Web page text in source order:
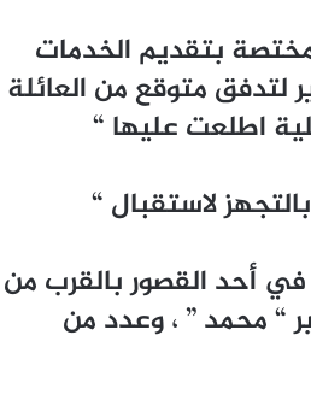
ﺑﺘﻘﺪﻳﻢ ﺍﻟﺨﺪﻣﺎﺕ
ﺍﻟﻤﺎﻟﻜﺔ، ﺟﻬﺰ ﻣﺎ ﻳﺼﻞ ﺇﻟﻰ 500 ﺳﺮﻳﺮ ﻟﺘﺪﻓﻖ ﻣﺘﻮﻗﻊ ﻣﻦ ﺍﻟﻌﺎﺋﻠﺔ
ﺍﻃﻠﻌﺖ ﻋﻠﻴﻬﺎ “
ﻻﺳﺘﻘﺒﺎﻝ “
ﺃﺣﺪ ﺍﻟﻘﺼﻮﺭ ﺑﺎﻟﻘﺮﺏ ﻣﻦ
“ ﻣﺤﻤﺪ ” ، ﻭﻋﺪﺩ ﻣﻦ